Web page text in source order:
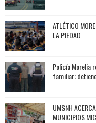
ATLÉTICO
LA PIEDAD
Policía Morelia
familiar;
UMSNH
MUNICIPIOS